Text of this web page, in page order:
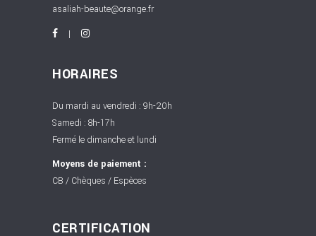
asaliah-beaute@orange.fr
HORAIRES
Du mardi au vendredi : 9h-20h
Samedi : 8h-17h
Fermé le dimanche et lundi
Moyens de paiement :
CB / Chèques / Espèces
CERTIFICATION